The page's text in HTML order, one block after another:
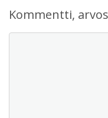
Kommentti,